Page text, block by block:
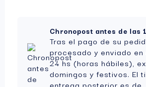
Chronopost antes de las
Tras el pago de su
procesado y enviado en
24 hs (horas hábiles),
domingos y festivos. El
entrega posterior es de